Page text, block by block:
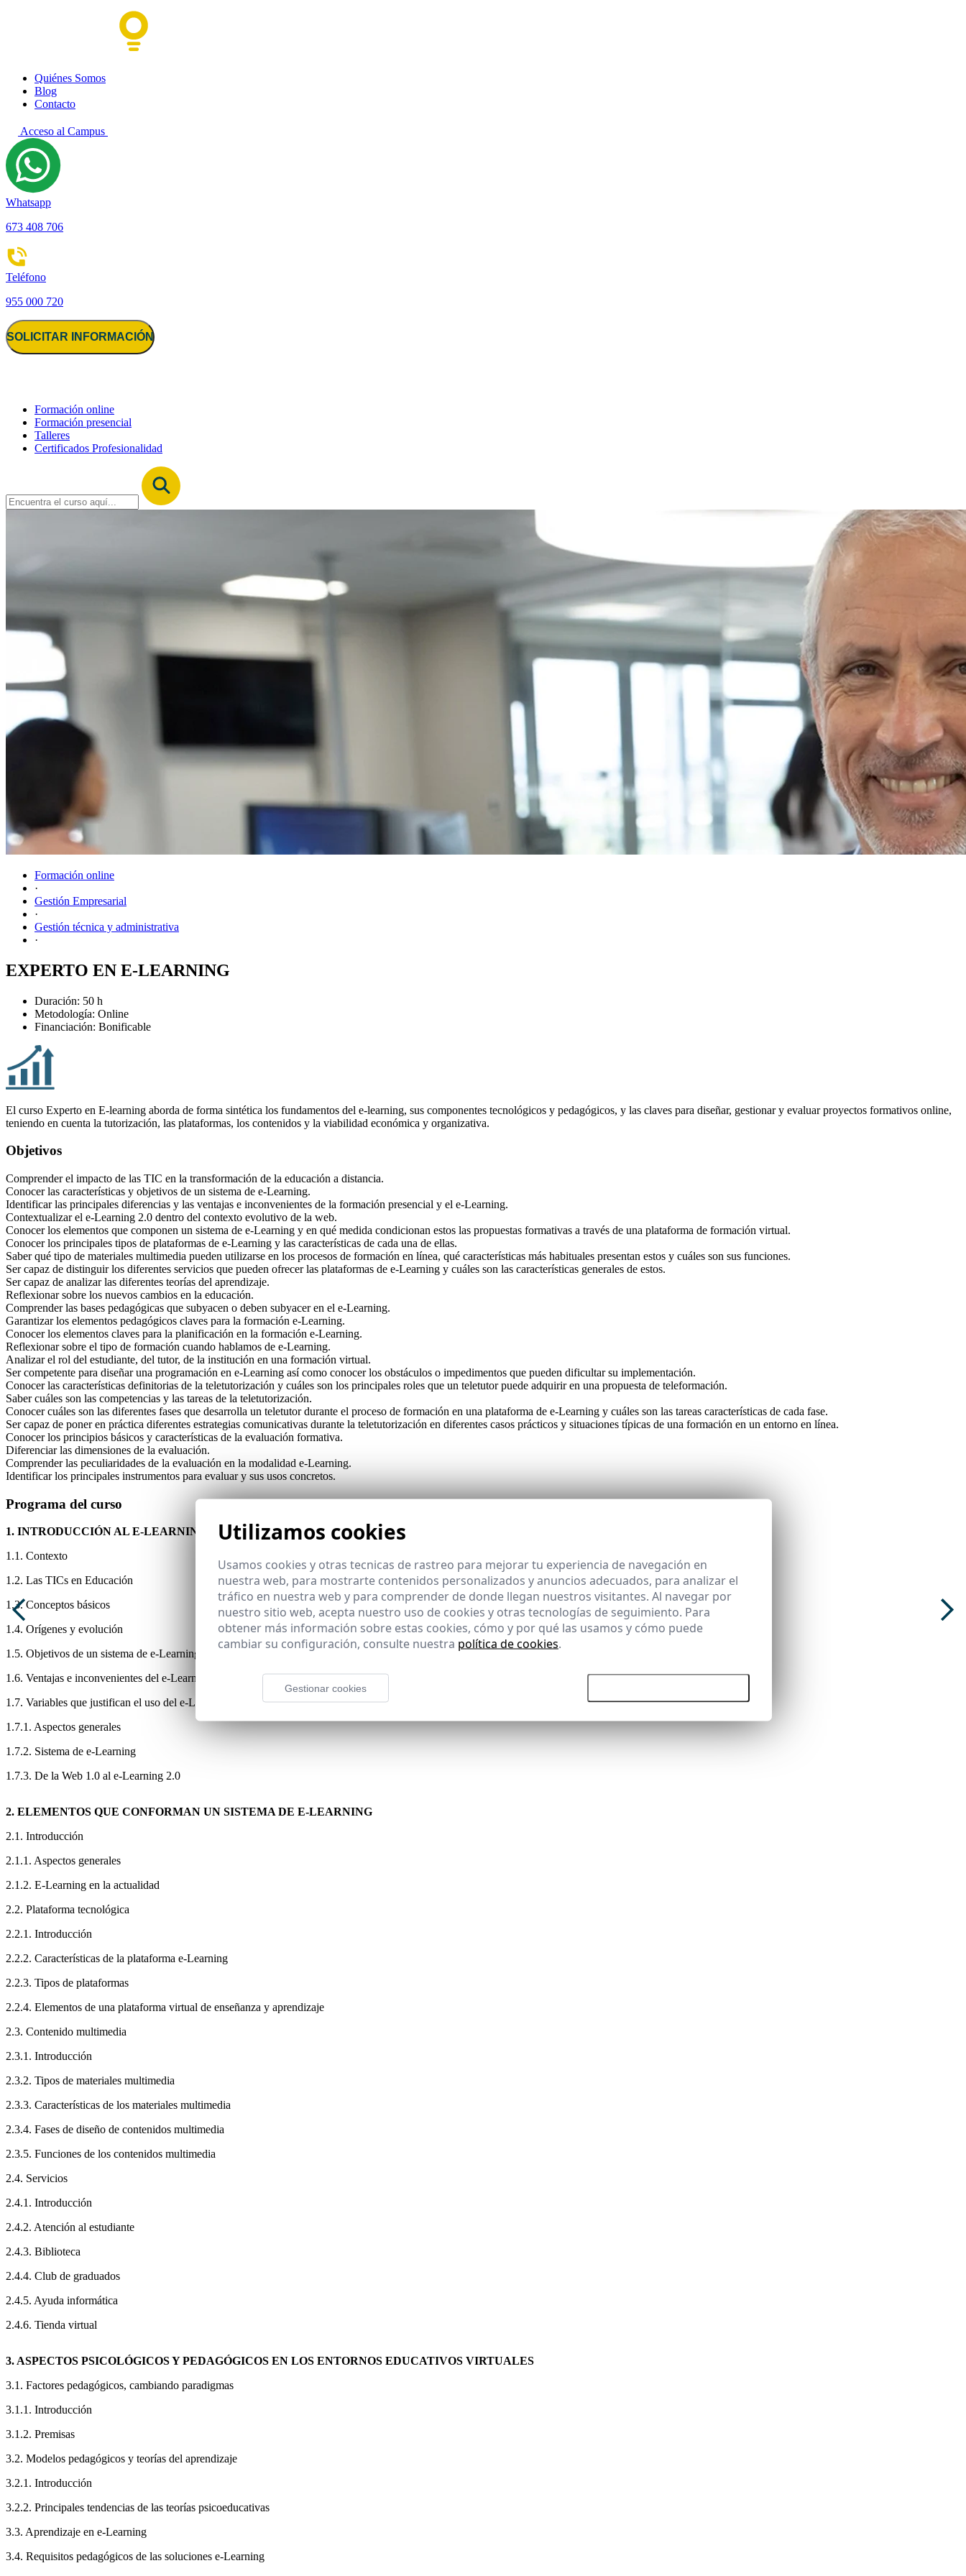
Quiénes Somos
Blog
Contacto
Acceso al Campus
Whatsapp
673 408 706
Teléfono
955 000 720
SOLICITAR INFORMACIÓN
Formación online
Formación presencial
Talleres
Certificados Profesionalidad
Formación online
·
Gestión Empresarial
·
Gestión técnica y administrativa
·
EXPERTO EN E-LEARNING
Duración: 50 h
Metodología: Online
Financiación: Bonificable
El curso Experto en E-learning aborda de forma sintética los fundamentos del e-learning, sus componentes tecnológicos y pedagógicos, y las claves para diseñar, gestionar y evaluar proyectos formativos online,
teniendo en cuenta la tutorización, las plataformas, los contenidos y la viabilidad económica y organizativa.
Objetivos
Comprender el impacto de las TIC en la transformación de la educación a distancia.
Conocer las características y objetivos de un sistema de e-Learning.
Identificar las principales diferencias y las ventajas e inconvenientes de la formación presencial y el e-Learning.
Contextualizar el e-Learning 2.0 dentro del contexto evolutivo de la web.
Conocer los elementos que componen un sistema de e-Learning y en qué medida condicionan estos las propuestas formativas a través de una plataforma de formación virtual.
Conocer los principales tipos de plataformas de e-Learning y las características de cada una de ellas.
Saber qué tipo de materiales multimedia pueden utilizarse en los procesos de formación en línea, qué características más habituales presentan estos y cuáles son sus funciones.
Ser capaz de distinguir los diferentes servicios que pueden ofrecer las plataformas de e-Learning y cuáles son las características generales de estos.
Ser capaz de analizar las diferentes teorías del aprendizaje.
Reflexionar sobre los nuevos cambios en la educación.
Comprender las bases pedagógicas que subyacen o deben subyacer en el e-Learning.
Garantizar los elementos pedagógicos claves para la formación e-Learning.
Conocer los elementos claves para la planificación en la formación e-Learning.
Reflexionar sobre el tipo de formación cuando hablamos de e-Learning.
Analizar el rol del estudiante, del tutor, de la institución en una formación virtual.
Ser competente para diseñar una programación en e-Learning así como conocer los obstáculos o impedimentos que pueden dificultar su implementación.
Conocer las características definitorias de la teletutorización y cuáles son los principales roles que un teletutor puede adquirir en una propuesta de teleformación.
Saber cuáles son las competencias y las tareas de la teletutorización.
Conocer cuáles son las diferentes fases que desarrolla un teletutor durante el proceso de formación en una plataforma de e-Learning y cuáles son las tareas características de cada fase.
Ser capaz de poner en práctica diferentes estrategias comunicativas durante la teletutorización en diferentes casos prácticos y situaciones típicas de una formación en un entorno en línea.
Conocer los principios básicos y características de la evaluación formativa.
Diferenciar las dimensiones de la evaluación.
Comprender las peculiaridades de la evaluación en la modalidad e-Learning.
Identificar los principales instrumentos para evaluar y sus usos concretos.
Programa del curso
1. INTRODUCCIÓN AL E-LEARNING
1.1. Contexto
1.2. Las TICs en Educación
1.3. Conceptos básicos
1.4. Orígenes y evolución
1.5. Objetivos de un sistema de e-Learning
1.6. Ventajas e inconvenientes del e-Learning
1.7. Variables que justifican el uso del e-Learning
1.7.1. Aspectos generales
1.7.2. Sistema de e-Learning
1.7.3. De la Web 1.0 al e-Learning 2.0
2. ELEMENTOS QUE CONFORMAN UN SISTEMA DE E-LEARNING
2.1. Introducción
2.1.1. Aspectos generales
2.1.2. E-Learning en la actualidad
2.2. Plataforma tecnológica
2.2.1. Introducción
2.2.2. Características de la plataforma e-Learning
2.2.3. Tipos de plataformas
2.2.4. Elementos de una plataforma virtual de enseñanza y aprendizaje
2.3. Contenido multimedia
2.3.1. Introducción
2.3.2. Tipos de materiales multimedia
2.3.3. Características de los materiales multimedia
2.3.4. Fases de diseño de contenidos multimedia
2.3.5. Funciones de los contenidos multimedia
2.4. Servicios
2.4.1. Introducción
2.4.2. Atención al estudiante
2.4.3. Biblioteca
2.4.4. Club de graduados
2.4.5. Ayuda informática
2.4.6. Tienda virtual
3. ASPECTOS PSICOLÓGICOS Y PEDAGÓGICOS EN LOS ENTORNOS EDUCATIVOS VIRTUALES
3.1. Factores pedagógicos, cambiando paradigmas
3.1.1. Introducción
3.1.2. Premisas
3.2. Modelos pedagógicos y teorías del aprendizaje
3.2.1. Introducción
3.2.2. Principales tendencias de las teorías psicoeducativas
3.3. Aprendizaje en e-Learning
3.4. Requisitos pedagógicos de las soluciones e-Learning
Utilizamos cookies
Usamos cookies y otras tecnicas de rastreo para mejorar tu experiencia de navegación en
nuestra web, para mostrarte contenidos personalizados y anuncios adecuados, para analizar el
tráfico en nuestra web y para comprender de donde llegan nuestros visitantes. Al navegar por
nuestro sitio web, acepta nuestro uso de cookies y otras tecnologías de seguimiento. Para
obtener más información sobre estas cookies, cómo y por qué las usamos y cómo puede
cambiar su configuración, consulte nuestra política de cookies.
Gestionar cookies